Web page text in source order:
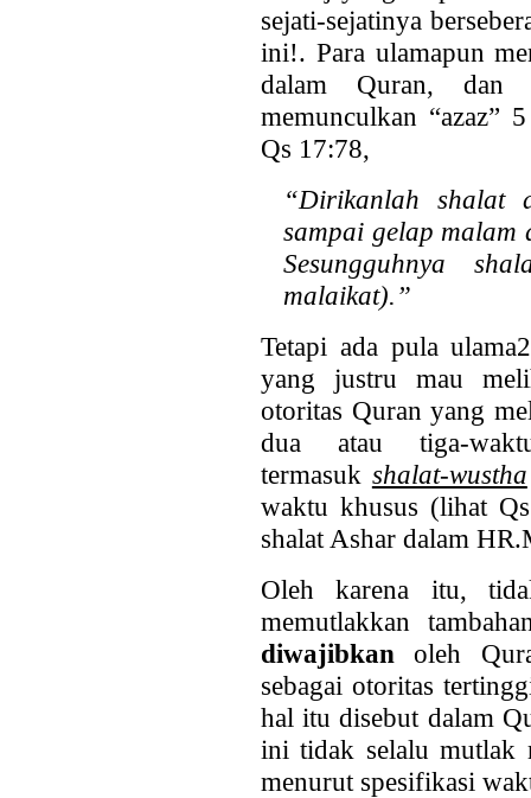
sejati-sejatinya
ini!. Para ulamapun
dalam Quran, dan
memunculkan “azaz”
Qs 17:78,
“Dirikanlah shalat
sampai gelap malam
Sesungguhnya
malaikat).”
Tetapi ada pula
yang justru mau
otoritas Quran yang
dua atau tiga-
termasuk shalat-wustha
waktu khusus (lihat
shalat Ashar dalam
Oleh karena itu,
memutlakkan
diwajibkan oleh
sebagai otoritas
hal itu disebut dalam
ini tidak selalu mutlak
menurut spesifikasi